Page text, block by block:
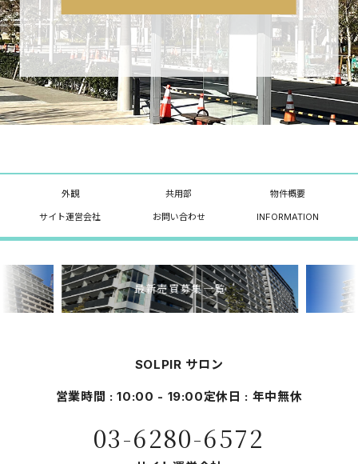
外観 共用部 物件概要
サイト運営会社 お問い合わせ INFORMATION
最新売買募集一覧
SOLPIR サロン
営業時間 : 10:00 - 19:00定休日 : 年中無休
03-6280-6572